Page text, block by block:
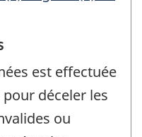
est effectuée
déceler les
ou